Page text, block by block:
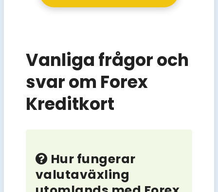
Vanliga frågor och
svar om Forex
Kreditkort
Hur fungerar
valutaväxling